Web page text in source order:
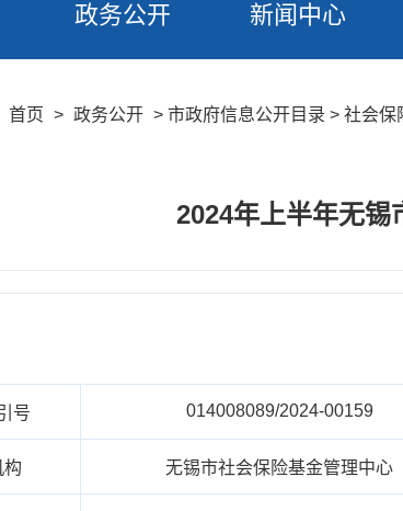
政务公开 新闻中心
首页 > 政务公开 > 市政府信息公开目录 > 社会保
2024年上半年无锡
号 014008089/2024-00159
构 无锡市社会保险基金管理中心